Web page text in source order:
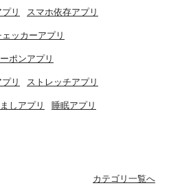
リ スマホ依存アプリ
ッカーアプリ
ポンアプリ
リ ストレッチアプリ
しアプリ 睡眠アプリ
カテゴリ一覧へ